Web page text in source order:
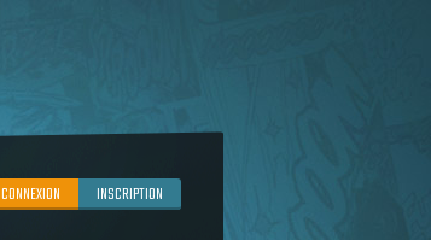
CONNEXION INSCRIPTION